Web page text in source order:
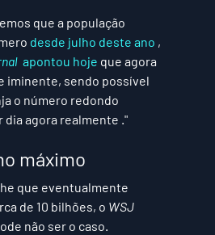
que a população
desde julho deste ano ,
  apontou hoje
que agora
iminente, sendo possível
o número redondo
dia agora realmente ."
máximo
que eventualmente
de 10 bilhões, o WSJ
não ser o caso.